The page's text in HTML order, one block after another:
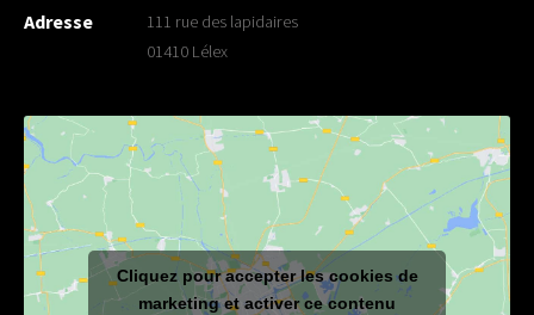
Adresse
111 rue des lapidaires
01410 Lélex
Cliquez pour accepter les cookies de
marketing et activer ce contenu